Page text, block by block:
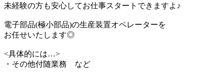
未経験の方も安心してお仕事スタートできますよ♪
電子部品(極小部品)の生産装置オペレーターを
お任せいたします◎
<具体的には…>
・その他付随業務 など